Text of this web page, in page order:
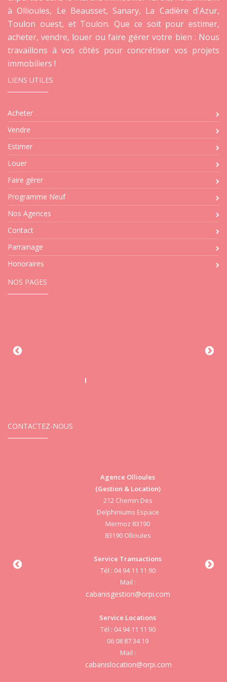
à Ollioules, Le Beausset, Sanary, La Cadière d'Azur,
Toulon ouest, et Toulon. Que ce soit pour estimer,
acheter, vendre, louer ou faire gérer votre bien : Nous
travaillons à vos côtés pour concrétiser vos projets
immobiliers !
LIENS UTILES
Acheter
Vendre
Estimer
Louer
Faire gérer
Programme Neuf
Nos Agences
Contact
Parrainage
Honoraires
NOS PAGES
CONTACTEZ-NOUS
(Gestion & Location)
Delphiniums Espace
Service Transactions
cabanisgestion@orpi.com
cabanislocation@orpi.com